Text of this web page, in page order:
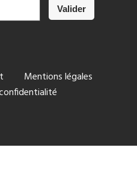
Mentions légales